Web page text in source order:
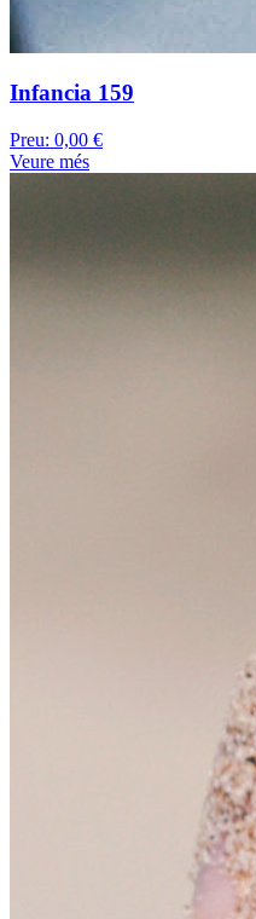
Infancia 159
Preu: 0,00 €
Veure més